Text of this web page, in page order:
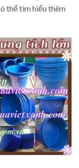
thể tìm hiểu thêm